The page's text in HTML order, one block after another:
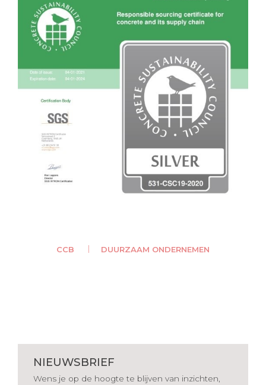
CCB DUURZAAM ONDERNEMEN
NIEUWSBRIEF
Wens je op de hoogte te blijven van inzichten,